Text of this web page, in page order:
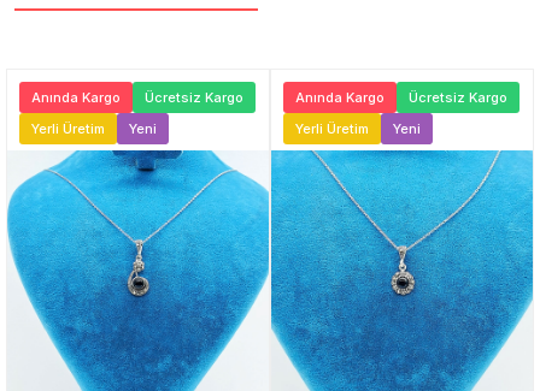
Anında Kargo
Ücretsiz Kargo
Yerli Üretim
Yeni
Anında Kargo
Ücretsiz Kargo
Yerli Üretim
Yeni